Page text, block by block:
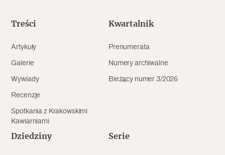
Popularne
Zabytek niejedno ma imię
Treści
Artykuły
Galerie
Wywiady
Recenzje
Spotkania z Krakowskimi
Kawiarniami
Kwartalnik
Prenumerata
Numery archiwalne
Bieżący numer 3/2026
Dziedziny Serie